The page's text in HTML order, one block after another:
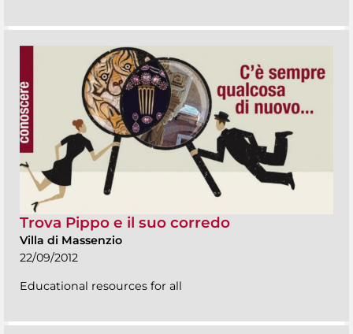
Trova Pippo e il suo corredo
Villa di Massenzio
22/09/2012
Educational resources for all